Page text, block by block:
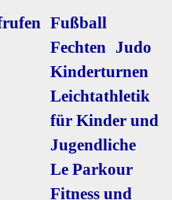
Navigation
überspringen
Fußball
Fechten Judo
Kinderturnen
Leichtathletik
für Kinder und
Jugendliche
Le Parkour
Fitness und